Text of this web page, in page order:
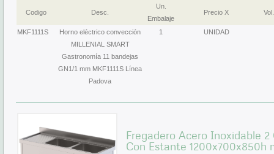
Codigo Desc.
Un.
Embalaje
Precio X Vol.
MKF1111S
Horno eléctrico convección
MILLENIAL SMART
Gastronomía 11 bandejas
GN1/1 mm MKF1111S Línea
Padova
1 UNIDAD
Fregadero Acero Inoxidable
Con Estante 1200x700x850h